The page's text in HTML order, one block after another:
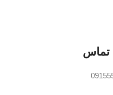
تماس